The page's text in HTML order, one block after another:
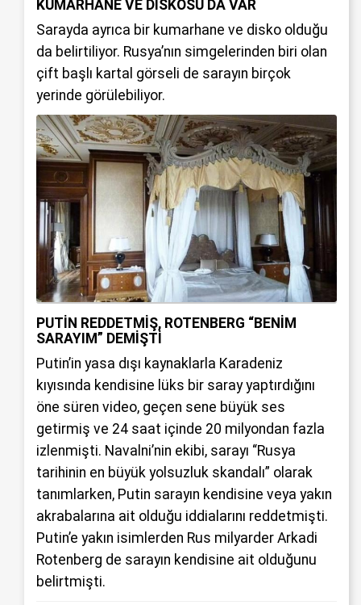
KUMARHANE VE DİSKOSU DA VAR
Sarayda ayrıca bir kumarhane ve disko olduğu
da belirtiliyor. Rusya’nın simgelerinden biri olan
çift başlı kartal görseli de sarayın birçok
yerinde görülebiliyor.
PUTİN REDDETMİŞ, ROTENBERG “BENİM
SARAYIM” DEMİŞTİ
Putin’in yasa dışı kaynaklarla Karadeniz
kıyısında kendisine lüks bir saray yaptırdığını
öne süren video, geçen sene büyük ses
getirmiş ve 24 saat içinde 20 milyondan fazla
izlenmişti. Navalni’nin ekibi, sarayı “Rusya
tarihinin en büyük yolsuzluk skandalı” olarak
tanımlarken, Putin sarayın kendisine veya yakın
akrabalarına ait olduğu iddialarını reddetmişti.
Putin’e yakın isimlerden Rus milyarder Arkadi
Rotenberg de sarayın kendisine ait olduğunu
belirtmişti.